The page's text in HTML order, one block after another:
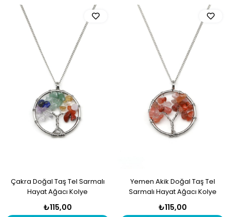
Çakra Doğal Taş Tel Sarmalı
Hayat Ağacı Kolye
₺115,00
Yemen Akik Doğal Taş Tel
Sarmalı Hayat Ağacı Kolye
₺115,00